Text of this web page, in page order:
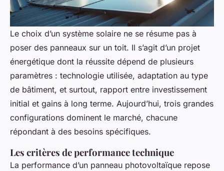
Le choix d’un système solaire ne se résume pas à
poser des panneaux sur un toit. Il s’agit d’un projet
énergétique dont la réussite dépend de plusieurs
paramètres : technologie utilisée, adaptation au type
de bâtiment, et surtout, rapport entre investissement
initial et gains à long terme. Aujourd’hui, trois grandes
configurations dominent le marché, chacune
répondant à des besoins spécifiques.
Les critères de performance technique
La performance d’un panneau photovoltaïque repose